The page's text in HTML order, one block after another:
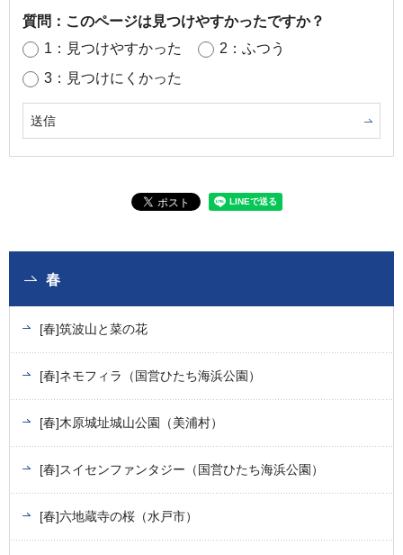
質問：このページは見つけやすかったですか？
1：見つけやすかった
2：ふつう
3：見つけにくかった
春
[春]筑波山と菜の花
[春]ネモフィラ（国営ひたち海浜公園）
[春]木原城址城山公園（美浦村）
[春]スイセンファンタジー（国営ひたち海浜公園）
[春]六地蔵寺の桜（水戸市）